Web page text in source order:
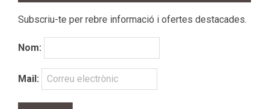
Subscriu-te per rebre informació i ofertes destacades.
Nom:
Mail: